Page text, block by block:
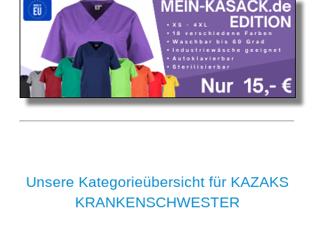
Unsere Kategorieübersicht für KAZAKS
KRANKENSCHWESTER